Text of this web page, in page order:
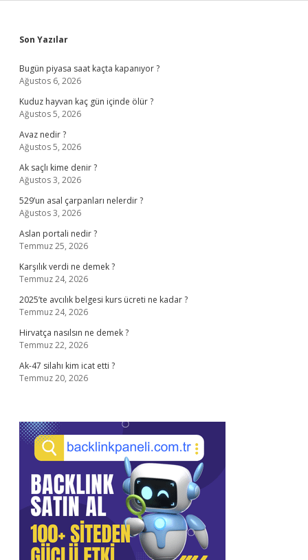
Sidebar
Son Yazılar
Bugün piyasa saat kaçta kapanıyor ?
Ağustos 6, 2026
Kuduz hayvan kaç gün içinde ölür ?
Ağustos 5, 2026
Avaz nedir ?
Ağustos 5, 2026
Ak saçlı kime denir ?
Ağustos 3, 2026
529’un asal çarpanları nelerdir ?
Ağustos 3, 2026
Aslan portali nedir ?
Temmuz 25, 2026
Karşılık verdi ne demek ?
Temmuz 24, 2026
2025’te avcılık belgesi kurs ücreti ne kadar ?
Temmuz 24, 2026
Hirvatça nasılsın ne demek ?
Temmuz 22, 2026
Ak-47 silahı kim icat etti ?
Temmuz 20, 2026